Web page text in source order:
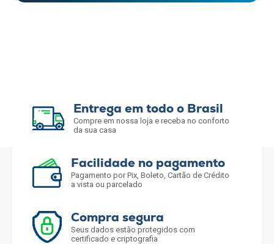
Entrega em todo o Brasil
Compre em nossa loja e receba no conforto
da sua casa
Facilidade no pagamento
Pagamento por Pix, Boleto, Cartão de Crédito
a vista ou parcelado
Compra segura
Seus dados estão protegidos com
certificado e criptografia